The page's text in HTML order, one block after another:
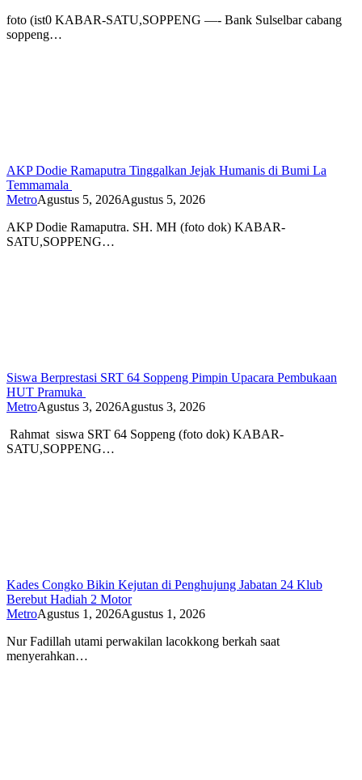
foto (ist0 KABAR-SATU,SOPPENG —- Bank Sulselbar cabang
soppeng…
AKP Dodie Ramaputra Tinggalkan Jejak Humanis di Bumi La
Temmamala
MetroAgustus 5, 2026Agustus 5, 2026
AKP Dodie Ramaputra. SH. MH (foto dok) KABAR-
SATU,SOPPENG…
Siswa Berprestasi SRT 64 Soppeng Pimpin Upacara Pembukaan
HUT Pramuka
MetroAgustus 3, 2026Agustus 3, 2026
Rahmat siswa SRT 64 Soppeng (foto dok) KABAR-
SATU,SOPPENG…
Kades Congko Bikin Kejutan di Penghujung Jabatan 24 Klub
Berebut Hadiah 2 Motor
MetroAgustus 1, 2026Agustus 1, 2026
Nur Fadillah utami perwakilan lacokkong berkah saat
menyerahkan…